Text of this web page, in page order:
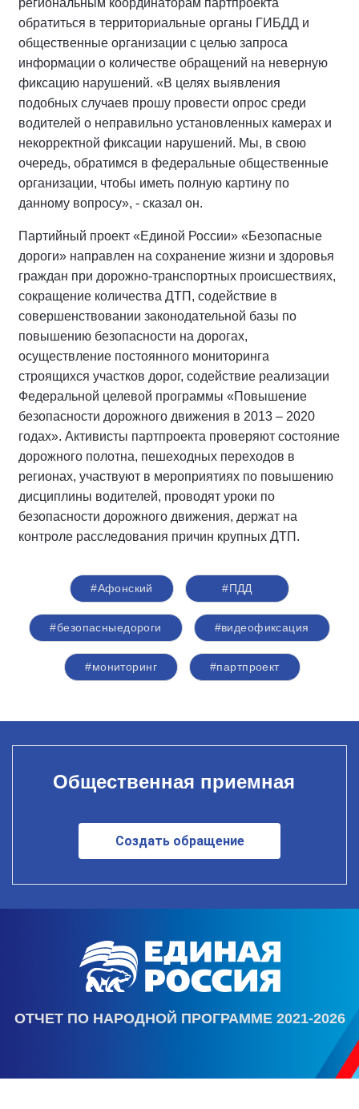
региональным координаторам партпроекта
обратиться в территориальные органы ГИБДД и
общественные организации с целью запроса
информации о количестве обращений на неверную
фиксацию нарушений. «В целях выявления
подобных случаев прошу провести опрос среди
водителей о неправильно установленных камерах и
некорректной фиксации нарушений. Мы, в свою
очередь, обратимся в федеральные общественные
организации, чтобы иметь полную картину по
данному вопросу», - сказал он.
Партийный проект «Единой России» «Безопасные
дороги» направлен на сохранение жизни и здоровья
граждан при дорожно-транспортных происшествиях,
сокращение количества ДТП, содействие в
совершенствовании законодательной базы по
повышению безопасности на дорогах,
осуществление постоянного мониторинга
строящихся участков дорог, содействие реализации
Федеральной целевой программы «Повышение
безопасности дорожного движения в 2013 – 2020
годах». Активисты партпроекта проверяют состояние
дорожного полотна, пешеходных переходов в
регионах, участвуют в мероприятиях по повышению
дисциплины водителей, проводят уроки по
безопасности дорожного движения, держат на
контроле расследования причин крупных ДТП.
#Афонский #ПДД
#безопасныедороги #видеофиксация
#мониторинг #партпроект
Общественная приемная
Создать обращение
ОТЧЕТ ПО НАРОДНОЙ ПРОГРАММЕ 2021-2026